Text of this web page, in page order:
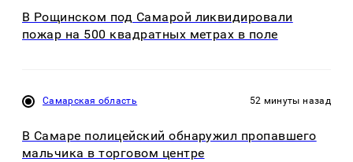
В Рощинском под Самарой ликвидировали
пожар на 500 квадратных метрах в поле
Самарская область 52 минуты назад
В Самаре полицейский обнаружил пропавшего
мальчика в торговом центре